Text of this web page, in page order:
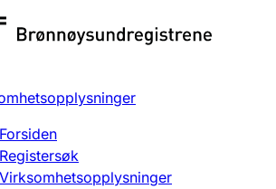
endre, slette
Forsiden
Registersøk
Virksomhetsopplysninger